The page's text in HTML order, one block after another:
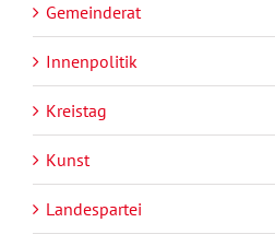
Gemeinderat
Innenpolitik
Kreistag
Kunst
Landespartei